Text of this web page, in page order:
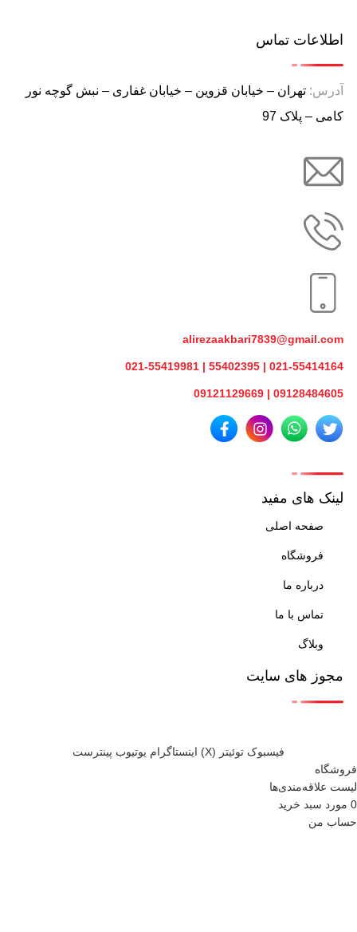
اطلاعات تماس
آدرس: تهران – خیابان قزوین – خیابان غفاری – نبش گوچه نور
کامی – پلاک 97
alirezaakbari7839@gmail.com
021-55414164 | 55402395 | 021-55419981
09128484605 | 09121129669
لینک های مفید
صفحه اصلی
فروشگاه
درباره ما
تماس با ما
وبلاگ
مجوز های سایت
فيسبوک توئیتر (X) اینستاگرام یوتیوب پینترست
فروشگاه
لیست علاقه‌مندی‌ها
0 مورد سبد خرید
حساب من